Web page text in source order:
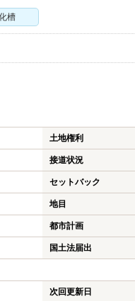
槽
土地権利
接道状況
セットバック
地目
都市計画
国土法届出
次回更新日